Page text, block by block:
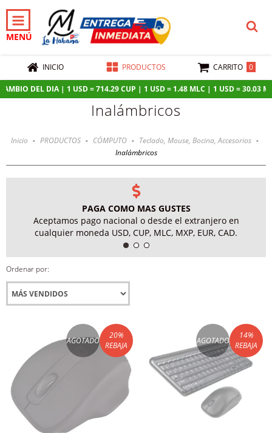
DEL DIA | 1 USD = 714.29 CUP | 1 USD = 1.48 MLC | 1 USD = 30.03
MENÚ
INICIO PRODUCTOS CARRITO 0
Inalámbricos
Inicio - PRODUCTOS - CÓMPUTO - Teclado, Mouse, Bocina, Accesorios -
Inalámbricos
PAGA COMO MAS GUSTES
Aceptamos pago nacional o desde el extranjero en
cualquier moneda USD, CUP, MLC, MXP, EUR, CAD.
Ordenar por:
AGOTADO
20%
REBAJA
AGOTADO
14%
REBAJA